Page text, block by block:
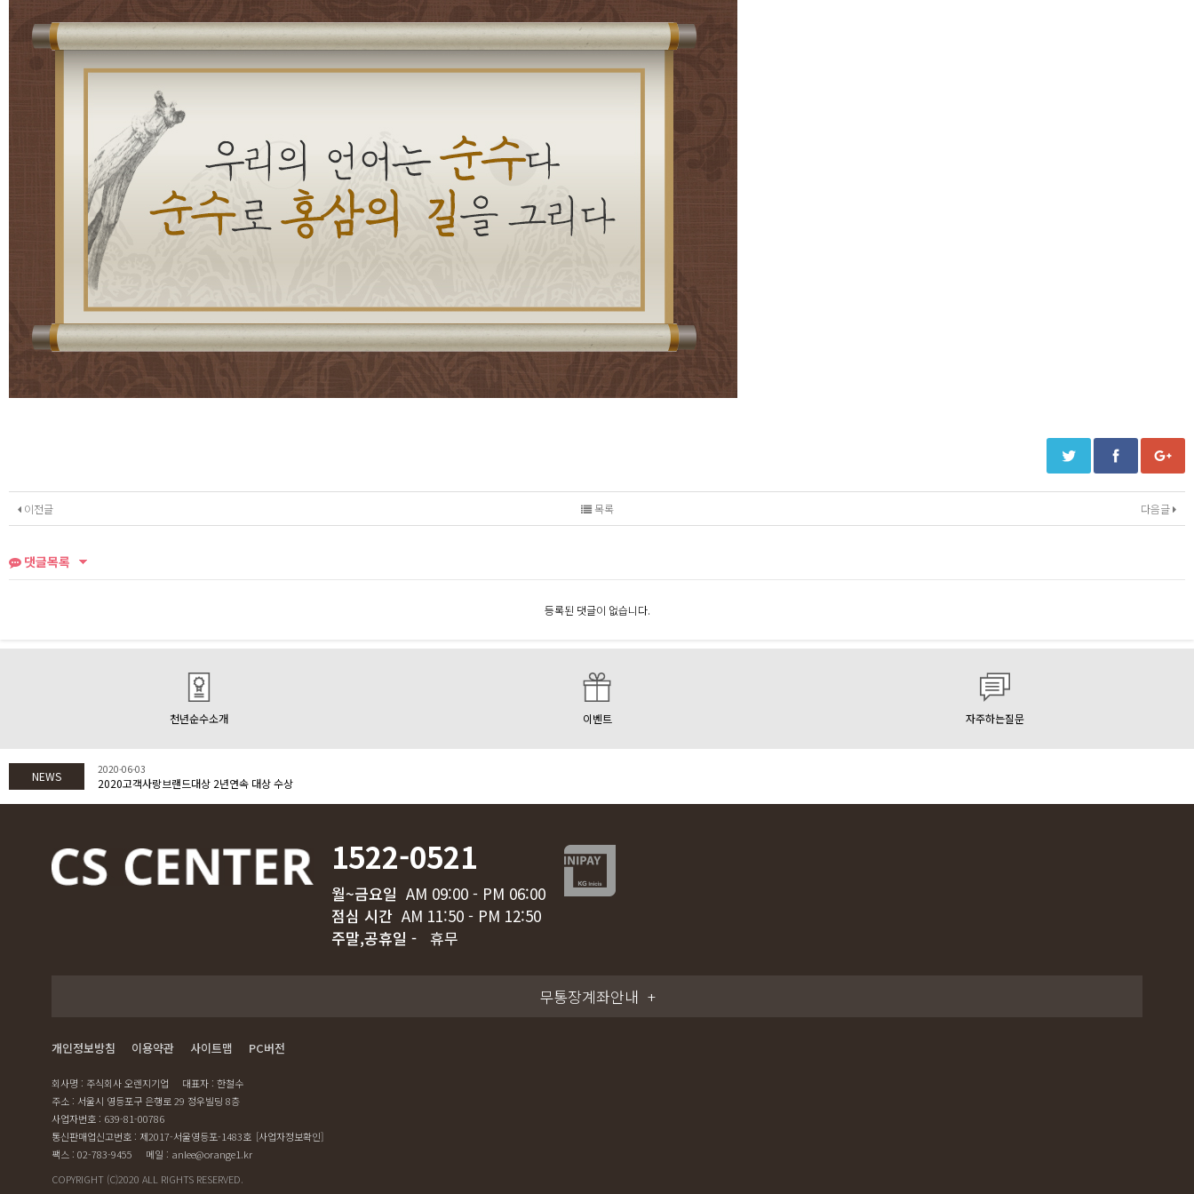
이전글 다음글
목록
댓글목록
등록된 댓글이 없습니다.
천년순수소개 이벤트 자주하는질문
NEWS 2020-06-03
2020고객사랑브랜드대상 2년연속 대상 수상
1522-0521
월~금요일 AM 09:00 - PM 06:00
점심 시간 AM 11:50 - PM 12:50
주말,공휴일 - 휴무
무통장계좌안내
개인정보방침 이용약관 사이트맵 PC버전
회사명 : 주식회사 오렌지기업
대표자 : 한철수
주소 : 서울시 영등포구 은행로 29 정우빌딩 8층
사업자번호 : 639-81-00786
통신판매업신고번호 : 제2017-서울영등포-1483호 [사업자정보확인]
팩스 : 02-783-9455
메일 : anlee@orange1.kr
COPYRIGHT (C)2020 ALL RIGHTS RESERVED.